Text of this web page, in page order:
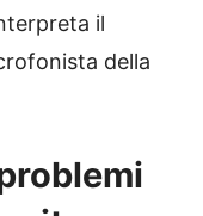
il
della